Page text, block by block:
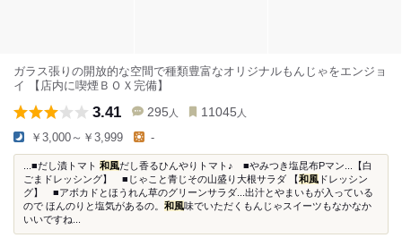
ガラス張りの開放的な空間で種類豊富なオリジナルもんじゃをエンジョ
イ 【店内に喫煙ＢＯＸ完備】
3.41 295 人 11045 人
￥3,000～￥3,999 -
...■だし漬トマト 和風だし香るひんやりトマト♪ ■やみつき塩昆布Pマン...【白
ごまドレッシング】 ■じゃこと青じその山盛り大根サラダ 【和風 ドレッシン
グ】 ■アボカドとほうれん草のグリーンサラダ...出汁とやまいもが入っている
ので ほんのりと塩気があるの。 和風味でいただくもんじゃスイーツもなかなか
いいですね...